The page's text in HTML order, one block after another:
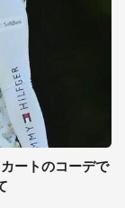
ートのコーデで